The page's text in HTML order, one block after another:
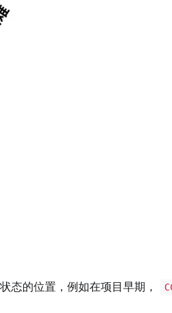
态的位置，例如在项目早期，